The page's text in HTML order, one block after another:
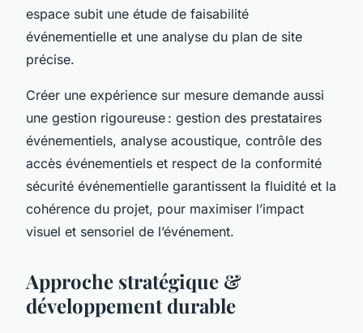
espace subit une étude de faisabilité
événementielle et une analyse du plan de site
précise.
Créer une expérience sur mesure demande aussi
une gestion rigoureuse : gestion des prestataires
événementiels, analyse acoustique, contrôle des
accès événementiels et respect de la conformité
sécurité événementielle garantissent la fluidité et la
cohérence du projet, pour maximiser l’impact
visuel et sensoriel de l’événement.
Approche stratégique &
développement durable